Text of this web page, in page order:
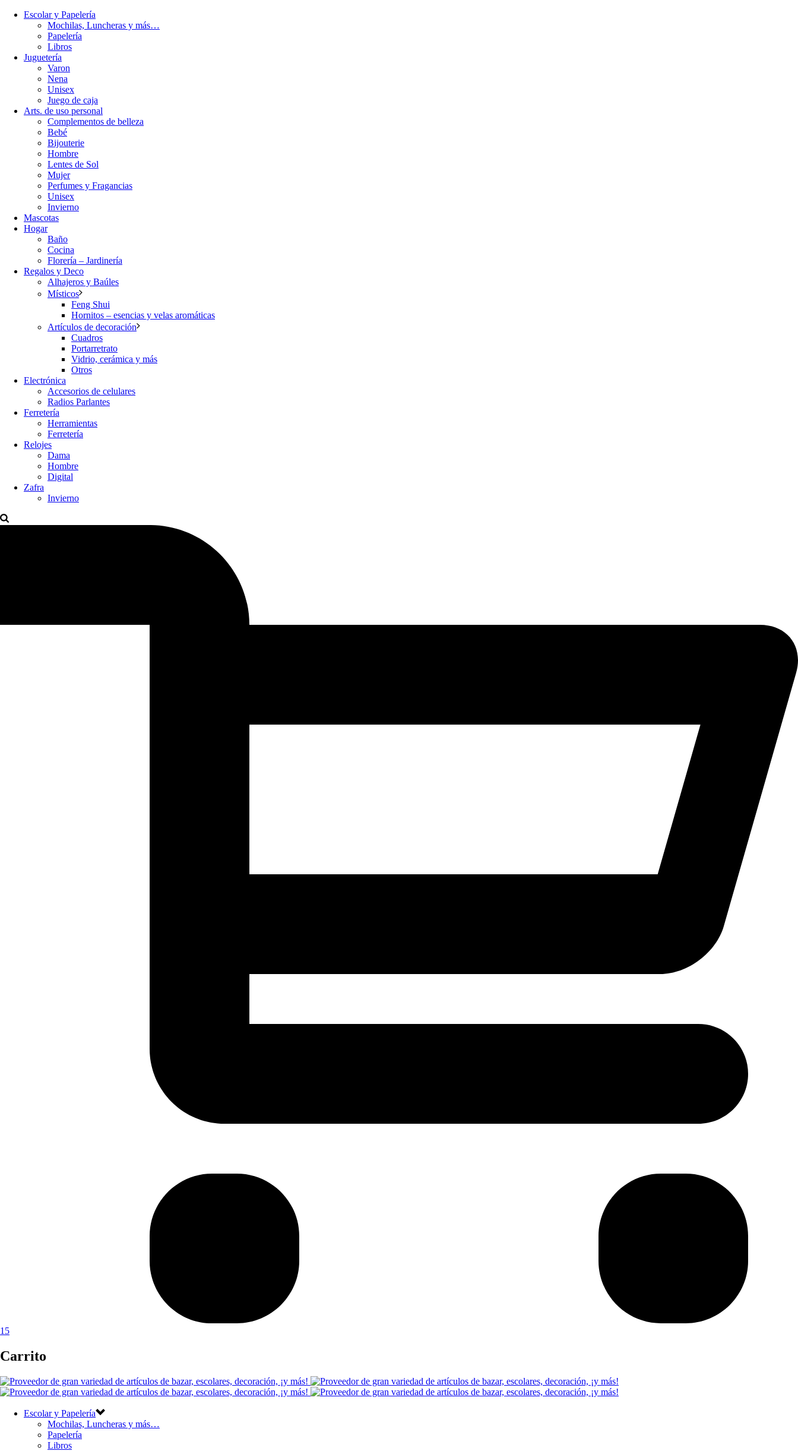
Escolar y Papelería
Mochilas, Luncheras y más…
Papelería
Libros
Juguetería
Varon
Nena
Unisex
Juego de caja
Arts. de uso personal
Complementos de belleza
Bebé
Bijouterie
Hombre
Lentes de Sol
Mujer
Perfumes y Fragancias
Unisex
Invierno
Mascotas
Hogar
Baño
Cocina
Florería – Jardinería
Regalos y Deco
Alhajeros y Baúles
Místicos
Feng Shui
Hornitos – esencias y velas aromáticas
Artículos de decoración
Cuadros
Portarretrato
Vidrio, cerámica y más
Otros
Electrónica
Accesorios de celulares
Radios Parlantes
Ferretería
Herramientas
Ferretería
Relojes
Dama
Hombre
Digital
Zafra
Invierno
15
Carrito
Escolar y Papelería
Mochilas, Luncheras y más…
Papelería
Libros